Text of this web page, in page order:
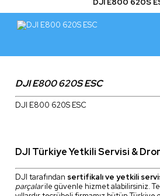
DJI E800 620S
DJI E800 620S ESC
DJI E800 620S ESC
DJI Türkiye Yetkili Servisi &
DJI tarafından sertifikalı ve yetkili
parçalarile güvenle hizmet alabilirsiniz.